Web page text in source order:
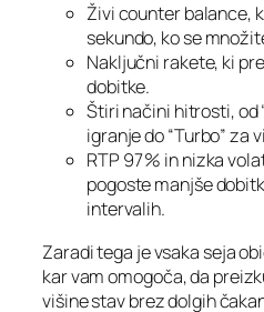
Živi counter balance,
sekundo, ko se
Naključni rakete, ki
dobitke.
Štiri načini hitrosti, od
igranje do “Turbo” za
RTP 97 % in nizka
pogoste manjše
intervalih.
Zaradi tega je vsaka seja
kar vam omogoča, da
višine stav brez dolgih